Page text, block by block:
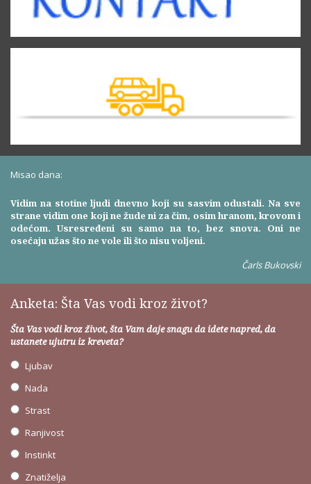
Misao dana:
Vidim na stotine ljudi dnevno koji su sasvim odustali. Na sve
strane vidim one koji ne žude ni za čim, osim hranom, krovom i
odećom. Usresređeni su samo na to, bez snova. Oni ne
osećaju užas što ne vole ili što nisu voljeni.
Čarls Bukovski
Anketa: Šta Vas vodi kroz život?
Šta Vas vodi kroz život, šta Vam daje snagu da idete napred, da
ustanete ujutru iz kreveta?
Ljubav
Nada
Strast
Ranjivost
Instinkt
Znatiželja